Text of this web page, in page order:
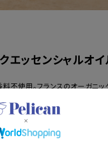
エッセンシャルオ
料不使用。フランスのオーガニ
アロマをお届けします。
、素肌はもちろん、心までキレイに
しさをケアしていく。それが、私